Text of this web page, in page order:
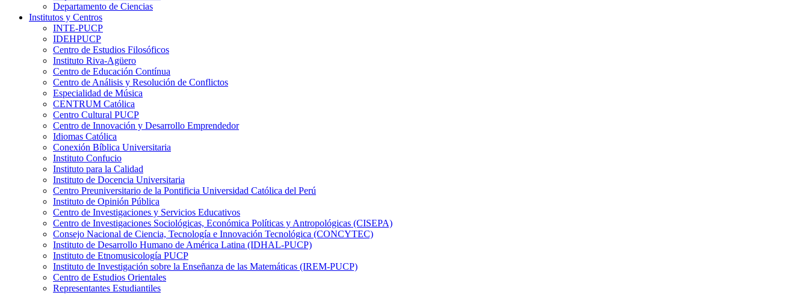
Departamento de Ciencias
Institutos y Centros
INTE-PUCP
IDEHPUCP
Centro de Estudios Filosóficos
Instituto Riva-Agüero
Centro de Educación Contínua
Centro de Análisis y Resolución de Conflictos
Especialidad de Música
CENTRUM Católica
Centro Cultural PUCP
Centro de Innovación y Desarrollo Emprendedor
Idiomas Católica
Conexión Bíblica Universitaria
Instituto Confucio
Instituto para la Calidad
Instituto de Docencia Universitaria
Centro Preuniversitario de la Pontificia Universidad Católica del Perú
Instituto de Opinión Pública
Centro de Investigaciones y Servicios Educativos
Centro de Investigaciones Sociológicas, Económica Políticas y Antropológicas (CISEPA)
Consejo Nacional de Ciencia, Tecnología e Innovación Tecnológica (CONCYTEC)
Instituto de Desarrollo Humano de América Latina (IDHAL-PUCP)
Instituto de Etnomusicología PUCP
Instituto de Investigación sobre la Enseñanza de las Matemáticas (IREM-PUCP)
Centro de Estudios Orientales
Representantes Estudiantiles